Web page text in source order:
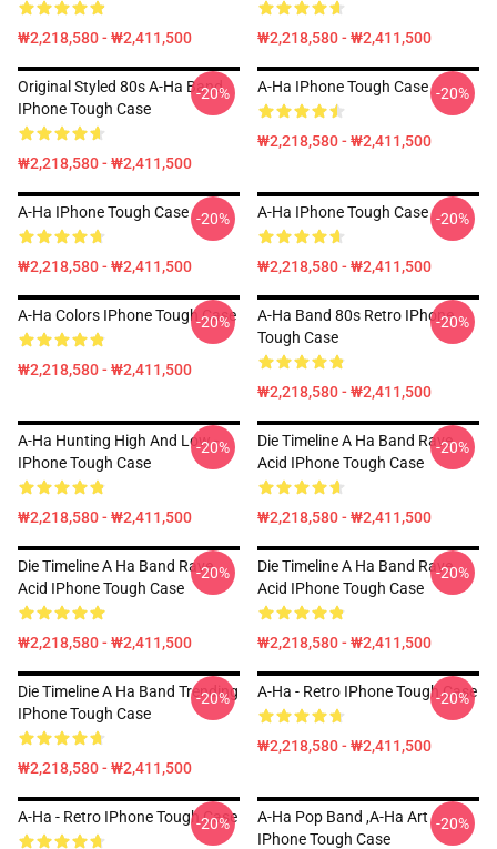
₩2,218,580 - ₩2,411,500 ₩2,218,580 - ₩2,411,500
Original Styled 80s A-Ha Band
IPhone Tough Case
₩2,218,580 - ₩2,411,500
-20% A-Ha IPhone Tough Case
₩2,218,580 - ₩2,411,500
-20%
A-Ha IPhone Tough Case
₩2,218,580 - ₩2,411,500
-20% A-Ha IPhone Tough Case
₩2,218,580 - ₩2,411,500
-20%
A-Ha Colors IPhone Tough Case
₩2,218,580 - ₩2,411,500
-20%
A-Ha Band 80s Retro IPhone
Tough Case
₩2,218,580 - ₩2,411,500
-20%
A-Ha Hunting High And Low -
IPhone Tough Case
₩2,218,580 - ₩2,411,500
-20%
Die Timeline A Ha Band Rave
Acid IPhone Tough Case
₩2,218,580 - ₩2,411,500
-20%
Die Timeline A Ha Band Rave
Acid IPhone Tough Case
₩2,218,580 - ₩2,411,500
-20%
Die Timeline A Ha Band Rave
Acid IPhone Tough Case
₩2,218,580 - ₩2,411,500
-20%
Die Timeline A Ha Band Trending
IPhone Tough Case
₩2,218,580 - ₩2,411,500
-20% A-Ha - Retro IPhone Tough Case
₩2,218,580 - ₩2,411,500
-20%
A-Ha - Retro IPhone Tough Case
-20%
A-Ha Pop Band ,A-Ha Art
IPhone Tough Case
-20%